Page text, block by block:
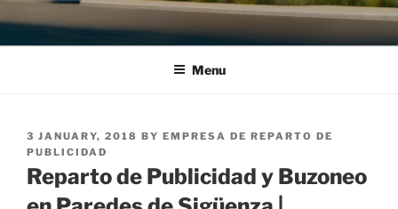
Menu
POSTED
ON
3 JANUARY, 2018 BY EMPRESA DE REPARTO DE
PUBLICIDAD
Reparto de Publicidad y Buzoneo